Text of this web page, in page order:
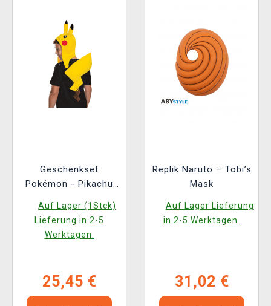
Geschenkset
Pokémon - Pikachu
Auf Lager (1Stck)
Lieferung in 2-5
Werktagen.
25,45 €
Replik Naruto – Tobi’s
Mask
Auf Lager Lieferung
in 2-5 Werktagen.
31,02 €